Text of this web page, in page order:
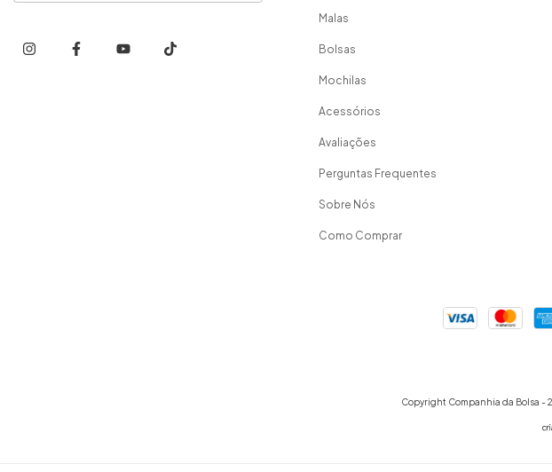
Malas
Bolsas
Mochilas
Acessórios
Avaliações
Perguntas Frequentes
Sobre Nós
Como Comprar
Copyright Companhia da Bolsa -